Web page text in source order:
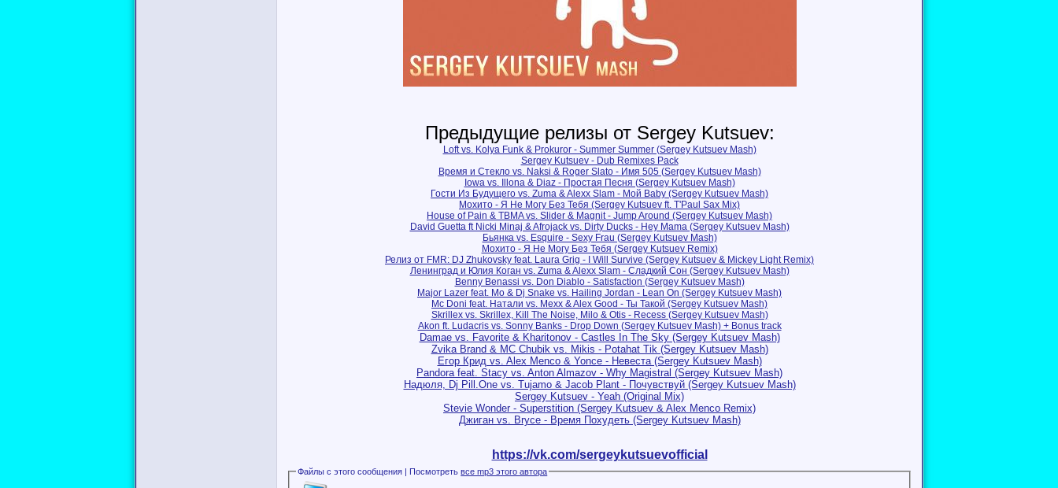
Предыдущие релизы от Sergey Kutsuev:
Loft vs. Kolya Funk & Prokuror - Summer Summer (Sergey Kutsuev Mash)
Sergey Kutsuev - Dub Remixes Pack
Время и Стекло vs. Naksi & Roger Slato - Имя 505 (Sergey Kutsuev Mash)
Iowa vs. Illona & Diaz - Простая Песня (Sergey Kutsuev Mash)
Гости Из Будущего vs. Zuma & Alexx Slam - Мой Baby (Sergey Kutsuev Mash)
Мохито - Я Не Могу Без Тебя (Sergey Kutsuev ft. T'Paul Sax Mix)
House of Pain & TBMA vs. Slider & Magnit - Jump Around (Sergey Kutsuev Mash)
David Guetta ft Nicki Minaj & Afrojack vs. Dirty Ducks - Hey Mama (Sergey Kutsuev Mash)
Бьянка vs. Esquire - Sexy Frau (Sergey Kutsuev Mash)
Мохито - Я Не Могу Без Тебя (Sergey Kutsuev Remix)
Релиз от FMR: DJ Zhukovsky feat. Laura Grig - I Will Survive (Sergey Kutsuev & Mickey Light Remix)
Ленинград и Юлия Коган vs. Zuma & Alexx Slam - Сладкий Сон (Sergey Kutsuev Mash)
Benny Benassi vs. Don Diablo - Satisfaction (Sergey Kutsuev Mash)
Major Lazer feat. Mo & Dj Snake vs. Hailing Jordan - Lean On (Sergey Kutsuev Mash)
Mc Doni feat. Натали vs. Mexx & Alex Good - Ты Такой (Sergey Kutsuev Mash)
Skrillex vs. Skrillex, Kill The Noise, Milo & Otis - Recess (Sergey Kutsuev Mash)
Akon ft. Ludacris vs. Sonny Banks - Drop Down (Sergey Kutsuev Mash) + Bonus track
Damae vs. Favorite & Kharitonov - Castles In The Sky (Sergey Kutsuev Mash)
Zvika Brand & MC Chubik vs. Mikis - Potahat Tik (Sergey Kutsuev Mash)
Егор Крид vs. Alex Menco & Yonce - Невеста (Sergey Kutsuev Mash)
Pandora feat. Stacy vs. Anton Almazov - Why Magistral (Sergey Kutsuev Mash)
Надюля, Dj Pill.One vs. Tujamo & Jacob Plant - Почувствуй (Sergey Kutsuev Mash)
Sergey Kutsuev - Yeah (Original Mix)
Stevie Wonder - Superstition (Sergey Kutsuev & Alex Menco Remix)
Джиган vs. Bryce - Время Похудеть (Sergey Kutsuev Mash)
https://vk.com/sergeykutsuevofficial
Файлы с этого сообщения | Посмотретьвсе mp3 этого автора